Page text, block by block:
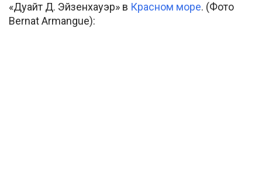
«Дуайт Д. Эйзенхауэр» в Красном море. (Фото
Bernat Armangue):